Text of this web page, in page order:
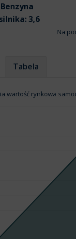
Benzyna
3,6
Na
Tabela
wartość rynkowa